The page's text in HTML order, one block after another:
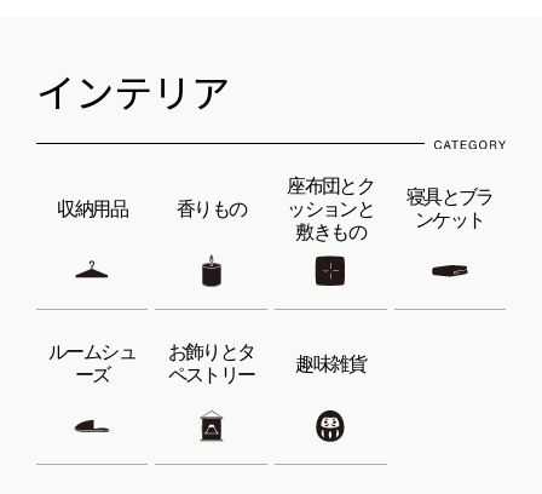
インテリア
収納用品 香りもの
座布団とク
ッションと
敷きもの
寝具とブラ
ンケット
ルームシュ
ーズ
お飾りとタ
ペストリー
趣味雑貨